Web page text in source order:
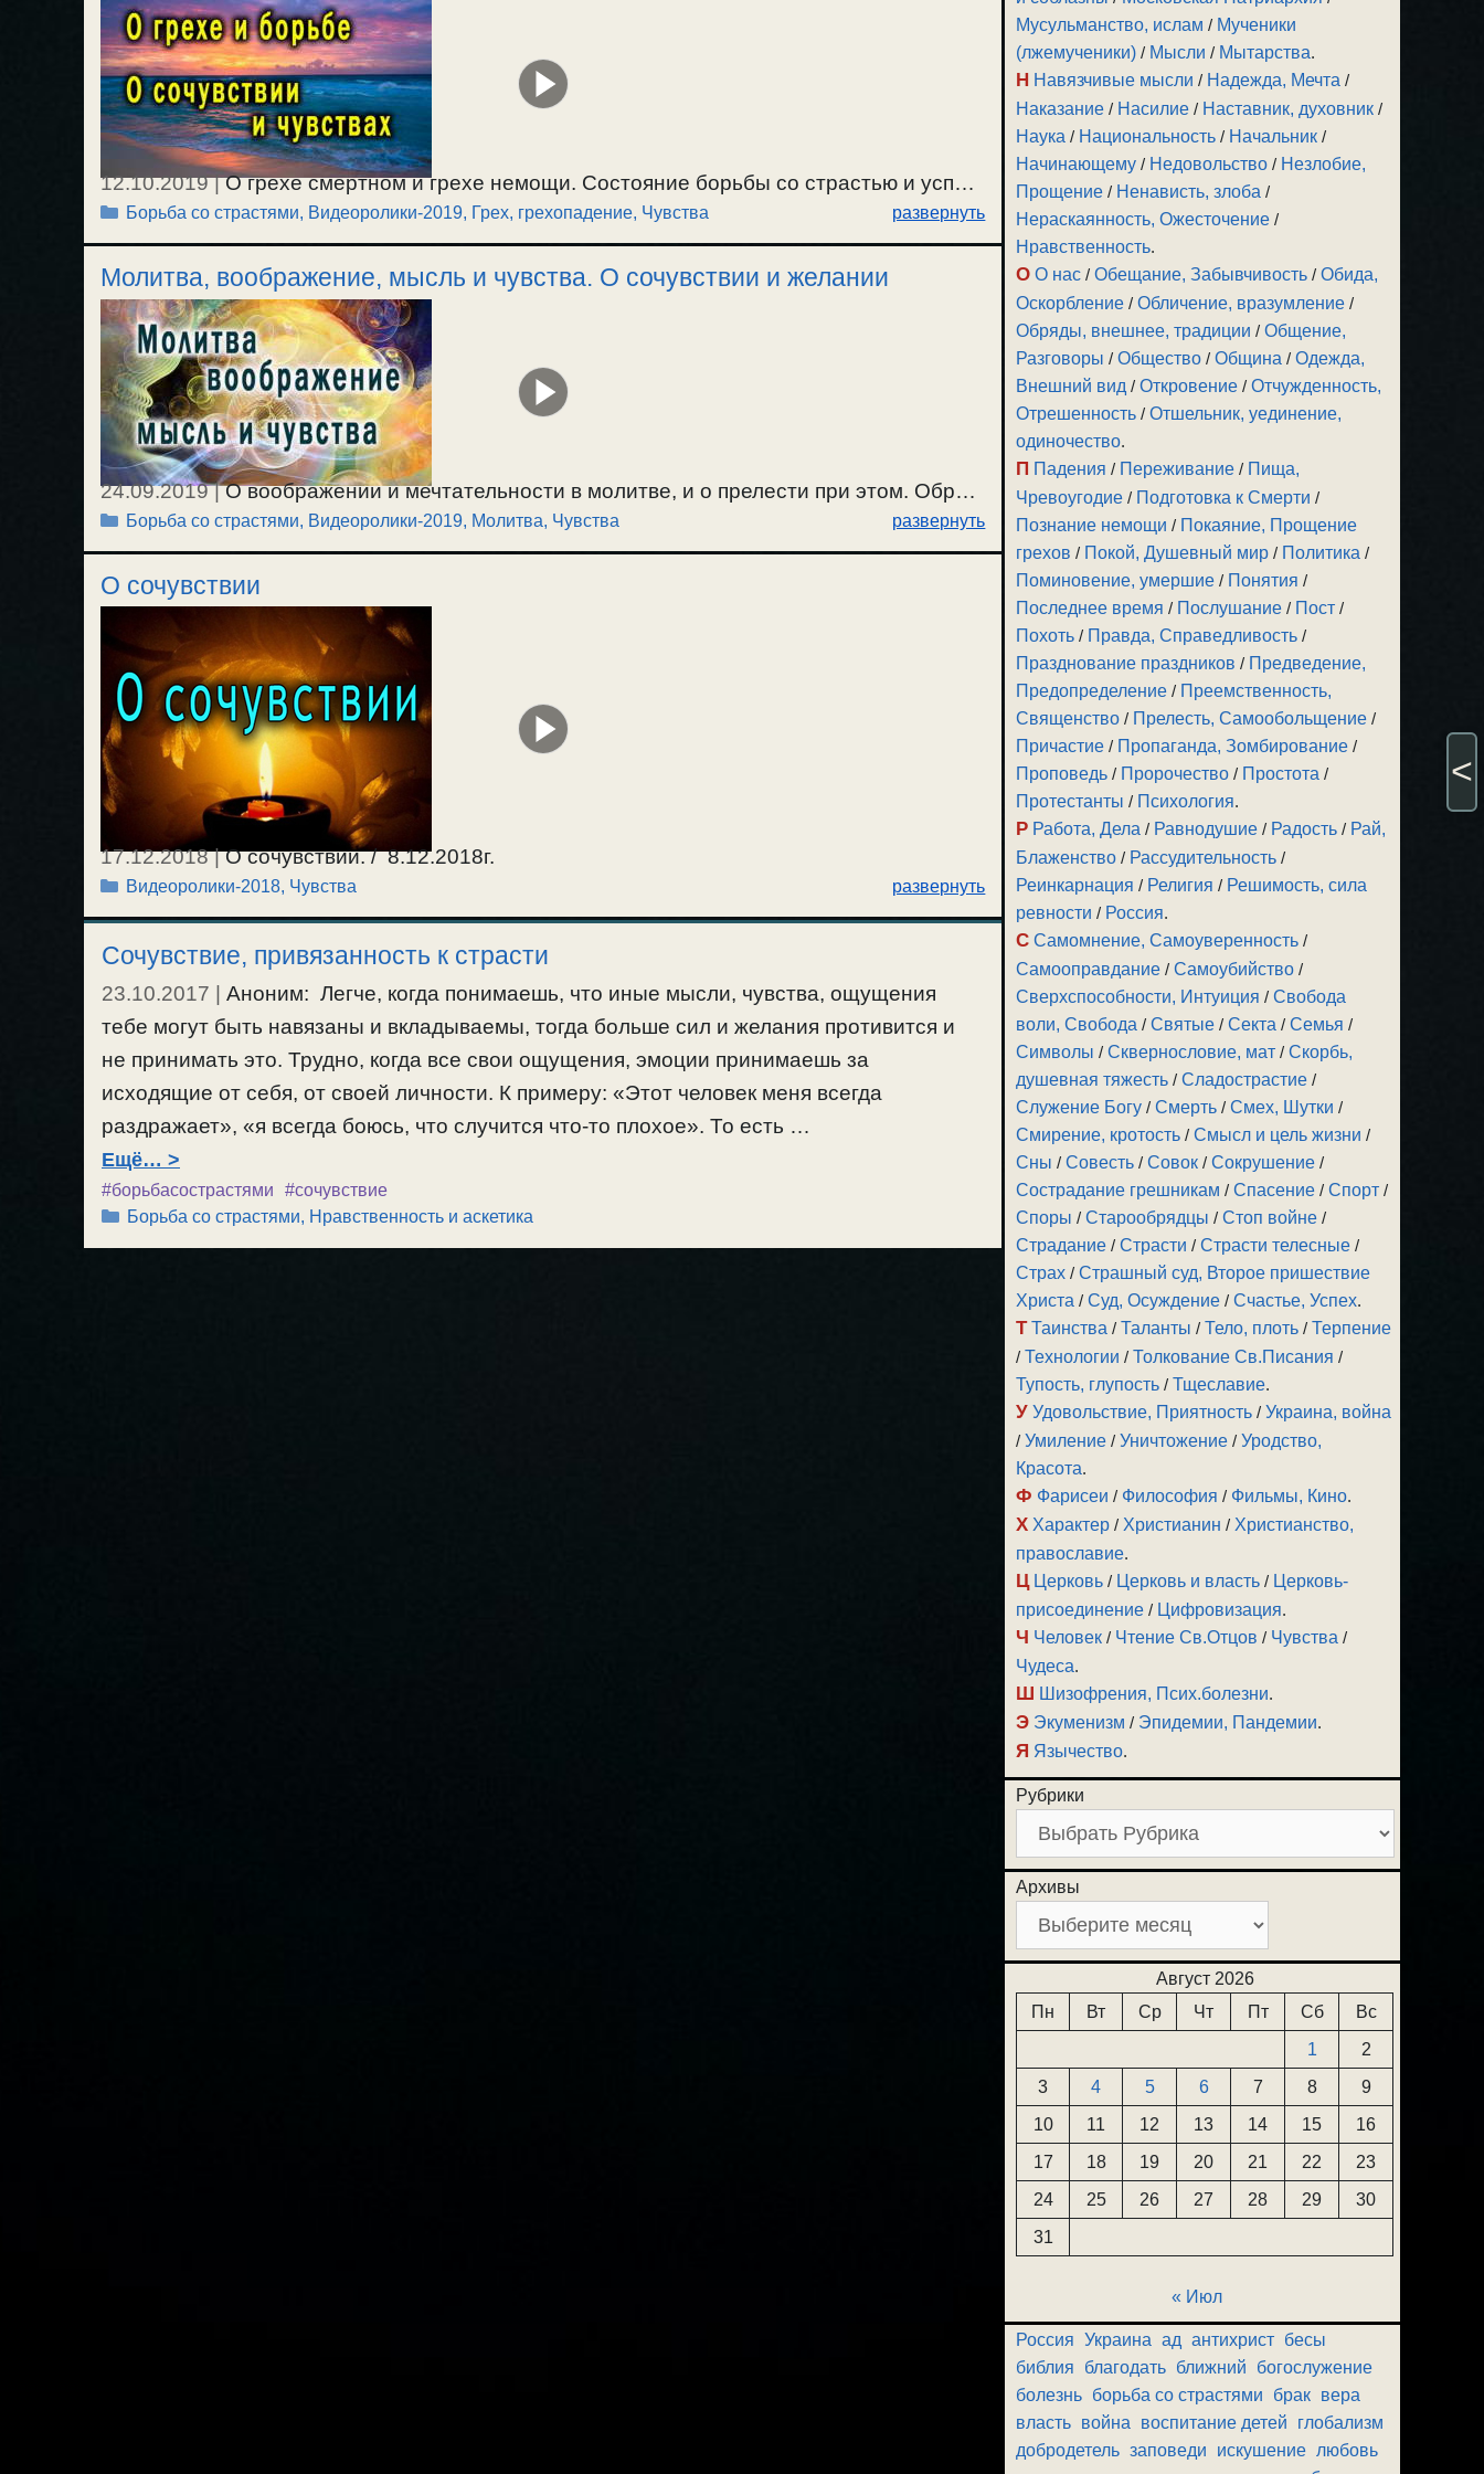
12.10.2019|О грехе смертном и грехе немощи. Состояние борьбы со страстью и успех
в ней. О разрывании сочувствия к страсти и замене чувств. / 27.09.2019г.
Рубрики
Борьба со страстями, Видеоролики-2019, Грех, грехопадение, Чувства развернуть
Молитва, воображение, мысль и чувства. О сочувствии и желании
24.09.2019|О воображении и мечтательности в молитве, и о прелести при этом. Образ
в воображении, мысль и чувства. О сочувствии и разрывании его. О чувстве и желании
в борьбе со страстями. / 6.09.2019г.
Рубрики
Борьба со страстями, Видеоролики-2019, Молитва, Чувства развернуть
О сочувствии
17.12.2018|О сочувствии. / 8.12.2018г.
Рубрики
Видеоролики-2018, Чувства развернуть
Сочувствие, привязанность к страсти
23.10.2017
Аноним: Легче, когда понимаешь, что иные мысли, чувства, ощущения
тебе могут быть навязаны и вкладываемы, тогда больше сил и желания противится и
не принимать это. Трудно, когда все свои ощущения, эмоции принимаешь за
исходящие от себя, от своей личности. К примеру: «Этот человек меня всегда
раздражает», «я всегда боюсь, что случится что-то плохое». То есть …
Ещё…
#борьбасострастями
#сочувствие
Рубрики
Борьба со страстями, Нравственность и аскетика
Мусульманство, ислам / Мученики
(лжемученики) / Мысли / Мытарства.
Н Навязчивые мысли / Надежда, Мечта /
Наказание / Насилие / Наставник, духовник /
Наука / Национальность / Начальник /
Начинающему / Недовольство / Незлобие,
Прощение / Ненависть, злоба /
Нераскаянность, Ожесточение /
Нравственность.
О О нас /Обещание, Забывчивость /Обида,
Оскорбление /Обличение, вразумление /
Обряды, внешнее, традиции /Общение,
Разговоры /Общество /Община /Одежда,
Внешний вид /Откровение /Отчужденность,
Отрешенность /Отшельник, уединение,
одиночество.
П Падения / Переживание / Пища,
Чревоугодие / Подготовка к Смерти /
Познание немощи / Покаяние, Прощение
грехов / Покой, Душевный мир / Политика /
Поминовение, умершие / Понятия /
Последнее время / Послушание / Пост /
Похоть / Правда, Справедливость /
Празднование праздников / Предведение,
Предопределение / Преемственность,
Священство / Прелесть, Самообольщение /
Причастие / Пропаганда, Зомбирование /
Проповедь / Пророчество / Простота /
Протестанты / Психология.
Р Работа, Дела / Равнодушие / Радость / Рай,
Блаженство / Рассудительность /
Реинкарнация / Религия / Решимость, сила
ревности / Россия.
С Самомнение, Самоуверенность /
Самооправдание /Самоубийство /
Сверхспособности, Интуиция /Свобода
воли, Свобода /Святые /Секта /Семья /
Символы /Сквернословие, мат /Скорбь,
душевная тяжесть /Сладострастие /
Служение Богу /Смерть /Смех, Шутки /
Смирение, кротость /Смысл и цель жизни /
Сны /Совесть /Совок /Сокрушение /
Сострадание грешникам /Спасение /Спорт /
Споры /Старообрядцы /Стоп войне /
Страдание /Страсти /Страсти телесные /
Страх /Страшный суд, Второе пришествие
Христа /Суд, Осуждение /Счастье, Успех.
Т Таинства /Таланты /Тело, плоть /Терпение
/Технологии /Толкование Св.Писания /
Тупость, глупость /Тщеславие.
У Удовольствие, Приятность /Украина, война
/Умиление /Уничтожение /Уродство,
Красота.
Ф Фарисеи / Философия / Фильмы, Кино.
Х Характер / Христианин / Христианство,
православие.
Ц Церковь / Церковь и власть / Церковь-
присоединение / Цифровизация.
Ч Человек / Чтение Св.Отцов / Чувства /
Чудеса.
Ш Шизофрения, Псих.болезни.
Э Экуменизм / Эпидемии, Пандемии.
Я Язычество.
Рубрики
Архивы
Август 2026
Пн
Вт Ср Чт Пт Сб
Вс
1
2
3
4 5 6 7 8
9
10
11 12 13 14 15
16
17
18 19 20 21 22
23
24
25 26 27 28 29
30
31
« Июл
Россия Украина ад антихрист бесы
библия
благодать ближний
богослужение
болезнь борьба со страстями брак вера
власть война воспитание детей
глобализм
добродетель заповеди искушение любовь
<